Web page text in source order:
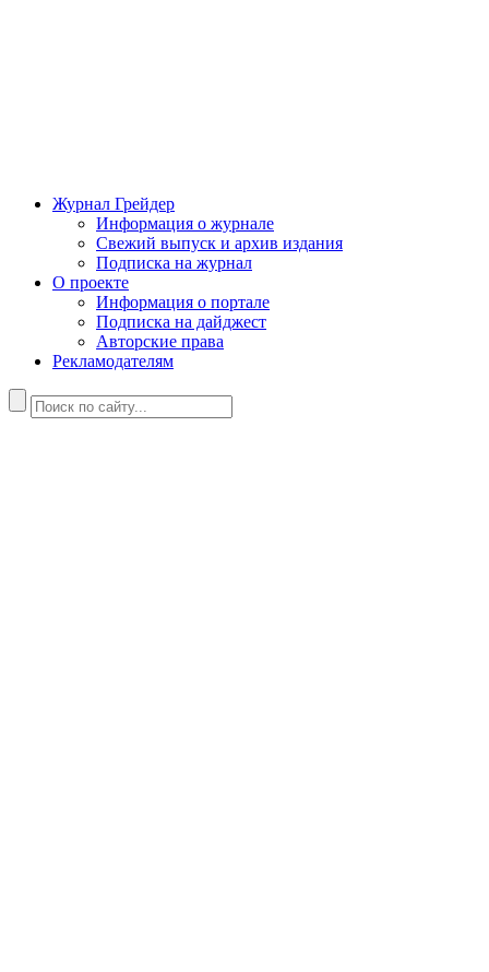
Журнал Грейдер
Информация о журнале
Свежий выпуск и архив издания
Подписка на журнал
О проекте
Информация о портале
Подписка на дайджест
Авторские права
Рекламодателям